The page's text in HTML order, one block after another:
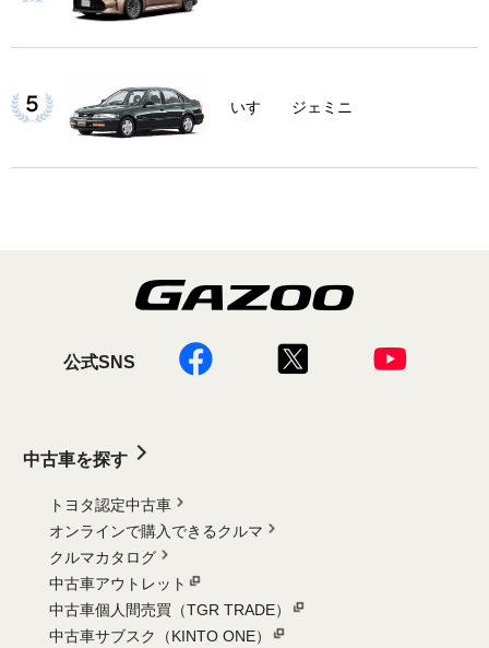
いすゞ ジェミニ
公式SNS
中古車を探す
トヨタ認定中古車
オンラインで購入できるクルマ
クルマカタログ
中古車アウトレット
中古車個人間売買（TGR TRADE）
中古車サブスク（KINTO ONE）